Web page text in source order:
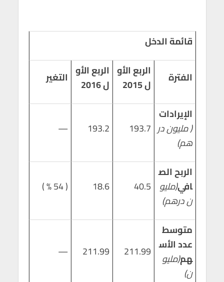
قائمة الدخل
الفترة
الربع الأو
ل 2015
الربع الأو
ل 2016
التغير
الإيرادات
( مليون در
هم)
193.7
193.2
—
الربح الص
افي(مليو
ن درهم)
40.5
18.6
( 54 % )
متوسط
عدد الأس
هم(مليو
ن)
211.99
211.99
—